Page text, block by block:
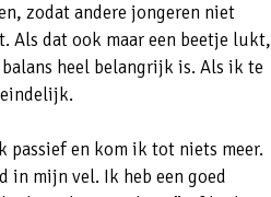
zodat andere jongeren niet
Als dat ook maar een beetje lukt,
heel belangrijk is. Als ik te
passief en kom ik tot niets meer.
in mijn vel. Ik heb een goed